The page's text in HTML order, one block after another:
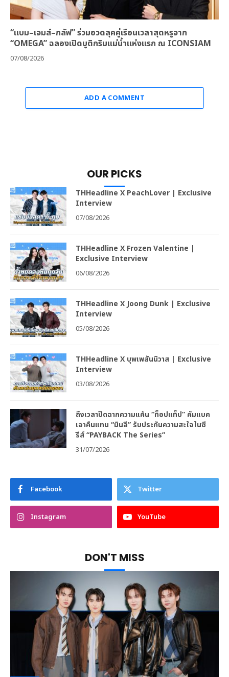
“แบม–เจมส์–กลัฟ” ร่วมอวดลุคคู่เรือนเวลาสุดหรูจาก
“OMEGA” ฉลองเปิดบูติกริมแม่น้ำแห่งแรก ณ ICONSIAM
07/08/2026
ADD A COMMENT
OUR PICKS
THHeadline X PeachLover | Exclusive
Interview
07/08/2026
THHeadline X Frozen Valentine |
Exclusive Interview
06/08/2026
THHeadline X Joong Dunk | Exclusive
Interview
05/08/2026
THHeadline X บุพเพสันนิวาส | Exclusive
Interview
03/08/2026
ถึงเวลาปิดฉากความแค้น “ท็อปแท็ป” คัมแบค
เอาคืนแทน “มินลี” รับประกันความสะใจในซี
รีส์ “PAYBACK The Series”
31/07/2026
Facebook Twitter
Instagram YouTube
DON'T MISS